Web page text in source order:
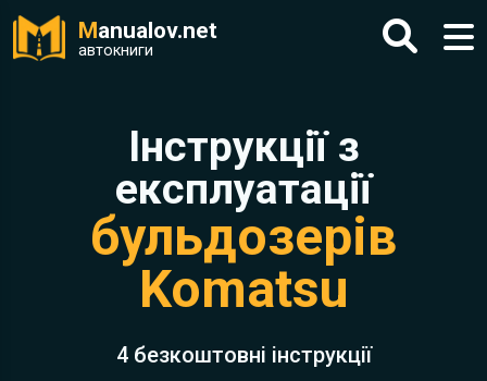
Manualov.net
автокниги
Інструкції з
експлуатації
бульдозерів
Komatsu
4 безкоштовні інструкції